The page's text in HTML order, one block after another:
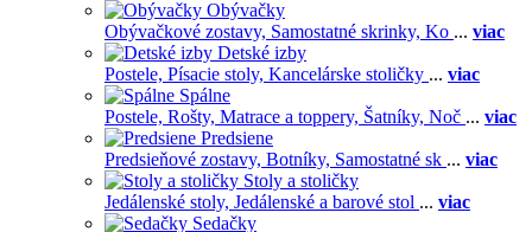
Obývačky
Obývačkové zostavy, Samostatné skrinky, Ko ... viac
Detské izby
Postele, Písacie stoly, Kancelárske stoličky ... viac
Spálne
Postele, Rošty, Matrace a toppery, Šatníky, Noč ... viac
Predsiene
Predsieňové zostavy, Botníky, Samostatné sk ... viac
Stoly a stoličky
Jedálenské stoly, Jedálenské a barové stol ... viac
Sedačky